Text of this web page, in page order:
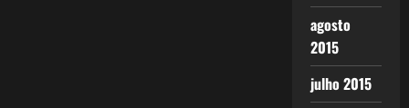
agosto
2015
julho 2015